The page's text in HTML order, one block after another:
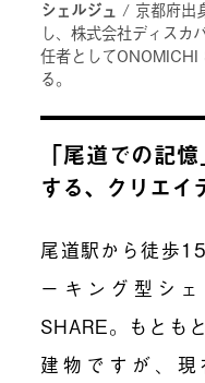
シェルジュ / 京都府出
し、株式会社ディスカ
任者として
る。
「尾道での記
する、クリエイ
尾道駅から徒歩
ーキング型シ
SHARE。もとも
建物ですが、現